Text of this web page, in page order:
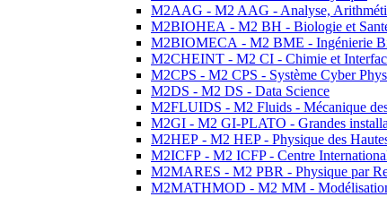
M2AAG - M2 AAG - Analyse,
M2BIOHEA - M2 BH - Biologie et
M2BIOMECA - M2 BME - Ingénierie
M2CHEINT - M2 CI - Chimie et
M2CPS - M2 CPS - Système Cyber
M2DS - M2 DS - Data Science
M2FLUIDS - M2 Fluids - Mécanique
M2GI - M2 GI-PLATO - Grandes
M2HEP - M2 HEP - Physique des
M2ICFP - M2 ICFP - Centre
M2MARES - M2 PBR - Physique par
M2MATHMOD - M2 MM -